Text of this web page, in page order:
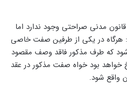
مدنی صراحتی وجود ندارد اما
قانون مدنی: هرگاه در یکی از طرفین صفت خاصی
که طرف مذکور فاقد وصف مقصود
بود خواه صفت مذکور در عقد
واقع شود.